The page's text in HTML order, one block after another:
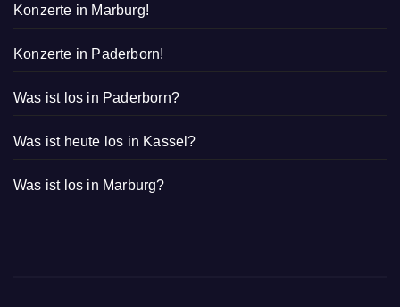
Konzerte in Marburg!
Konzerte in Paderborn!
Was ist los in Paderborn?
Was ist heute los in Kassel?
Was ist los in Marburg?